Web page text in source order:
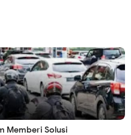
Memberi Solusi